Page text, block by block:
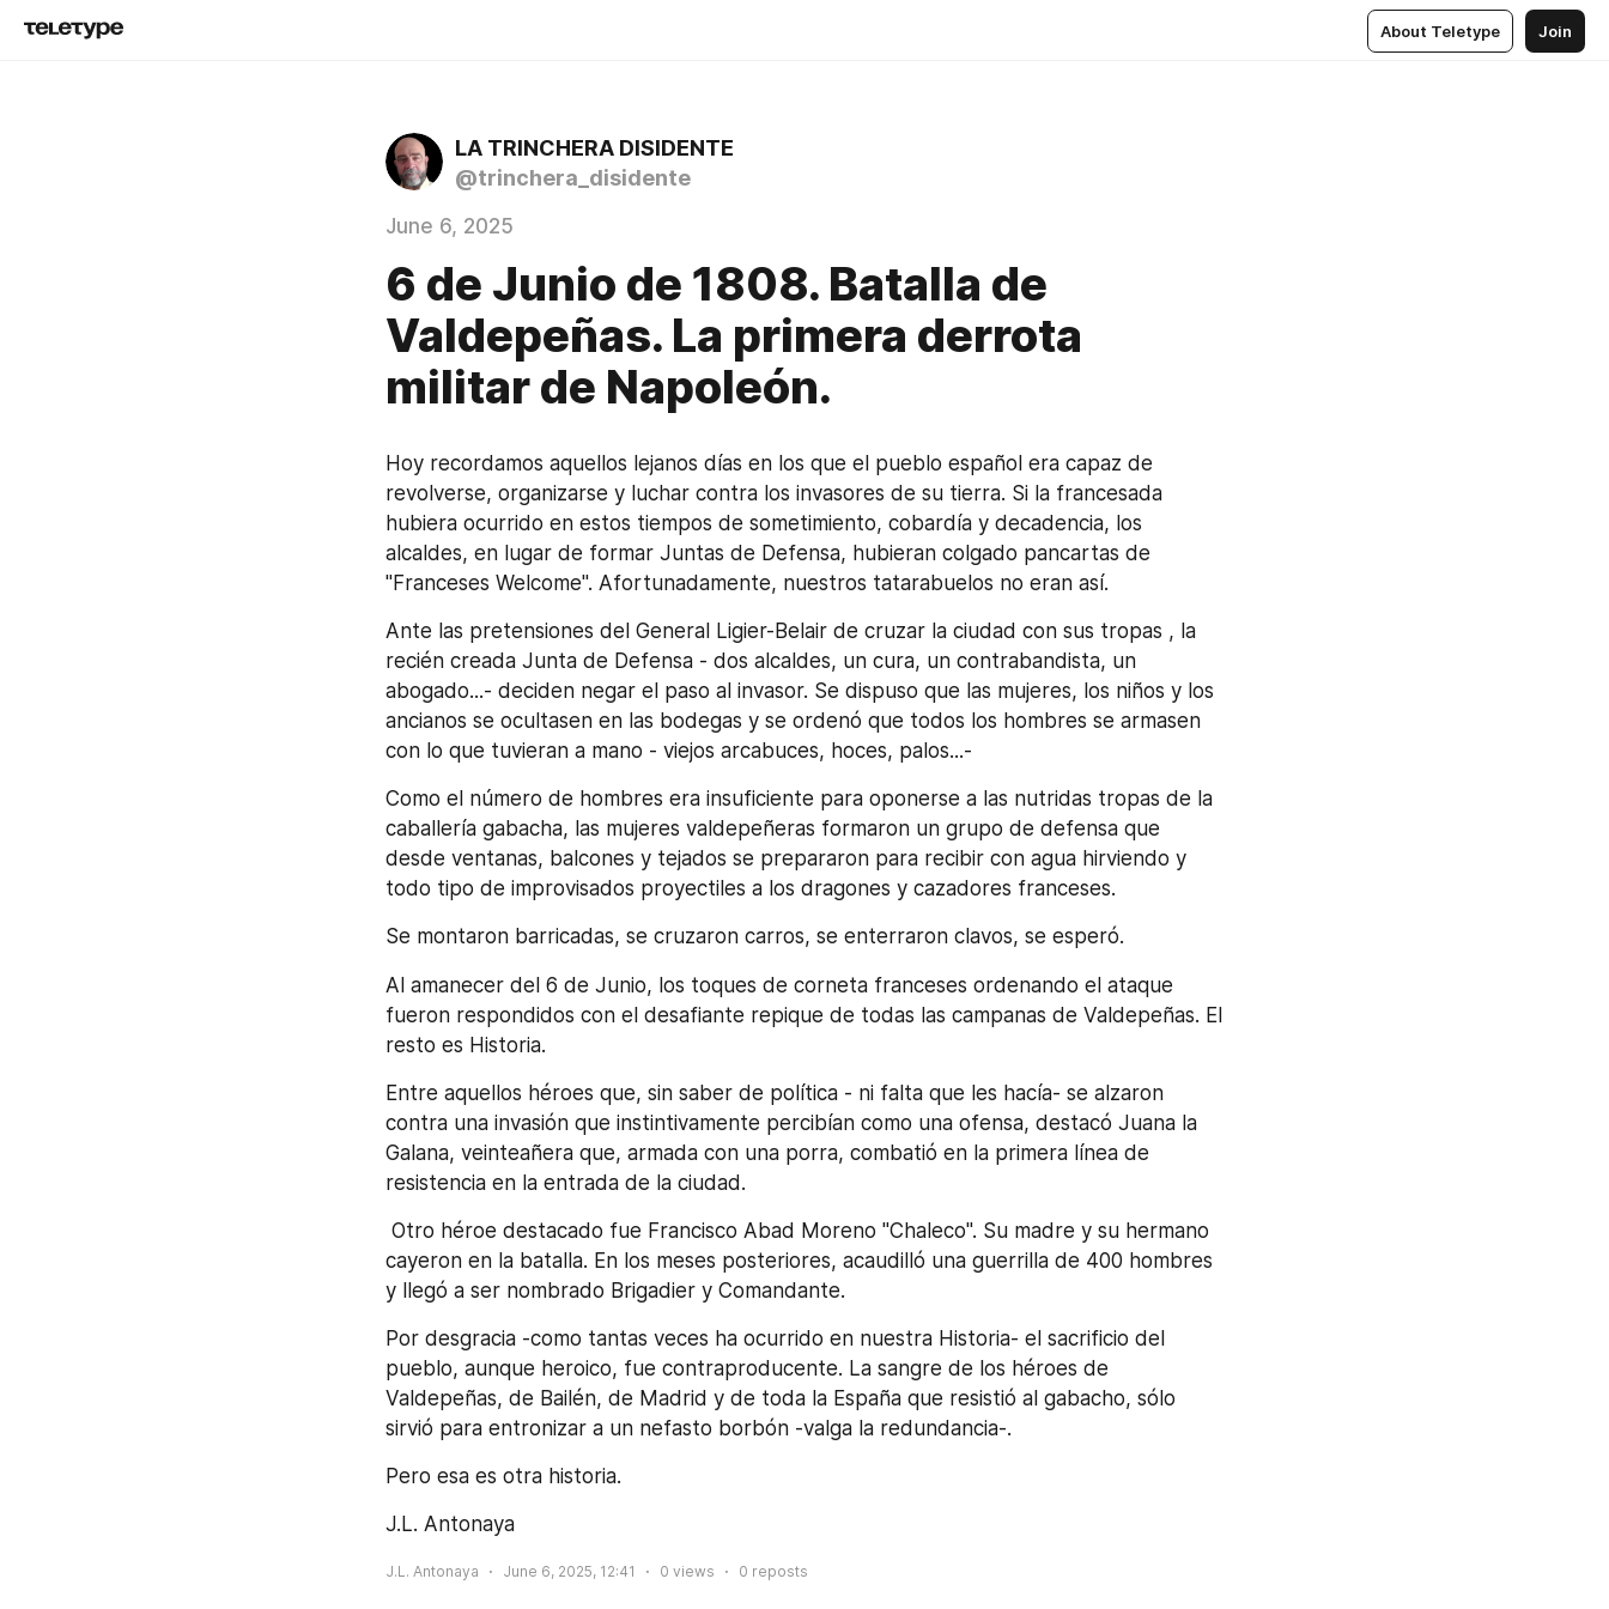
About Teletype Join
LA TRINCHERA DISIDENTE
@trinchera_disidente
June 6, 2025
6 de Junio de 1808. Batalla de
Valdepeñas. La primera derrota
militar de Napoleón.
Hoy recordamos aquellos lejanos días en los que el pueblo español era capaz de
revolverse, organizarse y luchar contra los invasores de su tierra. Si la francesada
hubiera ocurrido en estos tiempos de sometimiento, cobardía y decadencia, los
alcaldes, en lugar de formar Juntas de Defensa, hubieran colgado pancartas de
"Franceses Welcome". Afortunadamente, nuestros tatarabuelos no eran así.
Ante las pretensiones del General Ligier-Belair de cruzar la ciudad con sus tropas , la
recién creada Junta de Defensa - dos alcaldes, un cura, un contrabandista, un
abogado...- deciden negar el paso al invasor. Se dispuso que las mujeres, los niños y los
ancianos se ocultasen en las bodegas y se ordenó que todos los hombres se armasen
con lo que tuvieran a mano - viejos arcabuces, hoces, palos...-
Como el número de hombres era insuficiente para oponerse a las nutridas tropas de la
caballería gabacha, las mujeres valdepeñeras formaron un grupo de defensa que
desde ventanas, balcones y tejados se prepararon para recibir con agua hirviendo y
todo tipo de improvisados proyectiles a los dragones y cazadores franceses.
Se montaron barricadas, se cruzaron carros, se enterraron clavos, se esperó.
Al amanecer del 6 de Junio, los toques de corneta franceses ordenando el ataque
fueron respondidos con el desafiante repique de todas las campanas de Valdepeñas. El
resto es Historia.
Entre aquellos héroes que, sin saber de política - ni falta que les hacía- se alzaron
contra una invasión que instintivamente percibían como una ofensa, destacó Juana la
Galana, veinteañera que, armada con una porra, combatió en la primera línea de
resistencia en la entrada de la ciudad.
cayeron en la batalla. En los meses posteriores, acaudilló una guerrilla de 400 hombres
y llegó a ser nombrado Brigadier y Comandante.
Por desgracia -como tantas veces ha ocurrido en nuestra Historia- el sacrificio del
pueblo, aunque heroico, fue contraproducente. La sangre de los héroes de
Valdepeñas, de Bailén, de Madrid y de toda la España que resistió al gabacho, sólo
sirvió para entronizar a un nefasto borbón -valga la redundancia-.
Pero esa es otra historia.
J.L. Antonaya
J.L. Antonaya June 6, 2025, 12:41 0 views 0 reposts